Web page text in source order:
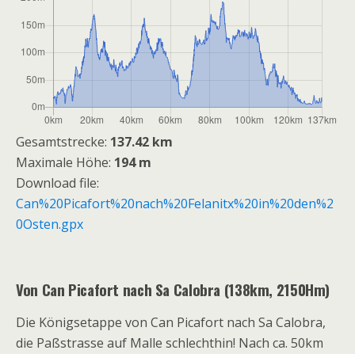
Gesamtstrecke: 137.42 km
Maximale Höhe: 194 m
Download file:
Can%20Picafort%20nach%20Felanitx%20in%20den%2
0Osten.gpx
Von Can Picafort nach Sa Calobra (138km, 2150Hm)
Die Königsetappe von Can Picafort nach Sa Calobra,
die Paßstrasse auf Malle schlechthin! Nach ca. 50km